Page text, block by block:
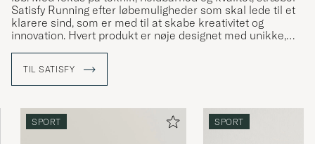
Satisfy Running efter løbemuligheder som skal lede til et
klarere sind, som er med til at skabe kreativitet og
innovation. Hvert produkt er nøje designet med unikke,
mentale, og dets stræben efter at nå nye højder. Deres
ikoniske løbeshorts er blevet essentielle inden for løb,
TIL SATISFY
SPORT SPORT